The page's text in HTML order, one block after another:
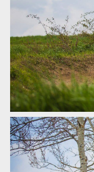
Demo Air Day - dvojitý
Demo Air Day - dvojitý
Demo Air Day - dvojitý
Demo Air Day - dvojitý